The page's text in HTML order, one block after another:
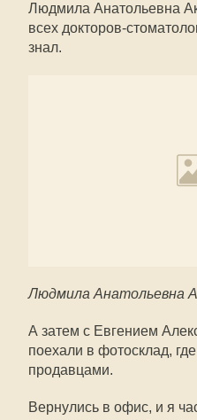
Людмила Анатольевна
всех докторов-
знал.
Людмила Анатольевна
А затем с Евгением
поехали в фотосклад,
продавцами.
Вернулись в офис, и я